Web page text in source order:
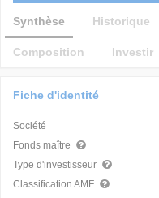
Synthèse Historique
Composition Investir
Fiche d'identité
Société
Fonds maître
Type d'investisseur
Classification AMF